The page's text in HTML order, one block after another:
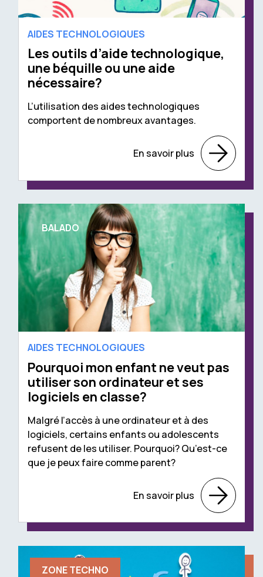
AIDES TECHNOLOGIQUES
Les outils d’aide technologique,
une béquille ou une aide
nécessaire?
L’utilisation des aides technologiques
comportent de nombreux avantages.
En savoir plus
BALADO
AIDES TECHNOLOGIQUES
Pourquoi mon enfant ne veut pas
utiliser son ordinateur et ses
logiciels en classe?
Malgré l’accès à une ordinateur et à des
logiciels, certains enfants ou adolescents
refusent de les utiliser. Pourquoi? Qu’est-ce
que je peux faire comme parent?
En savoir plus
ZONE TECHNO